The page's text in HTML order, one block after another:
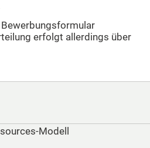
erfolgt allerdings über